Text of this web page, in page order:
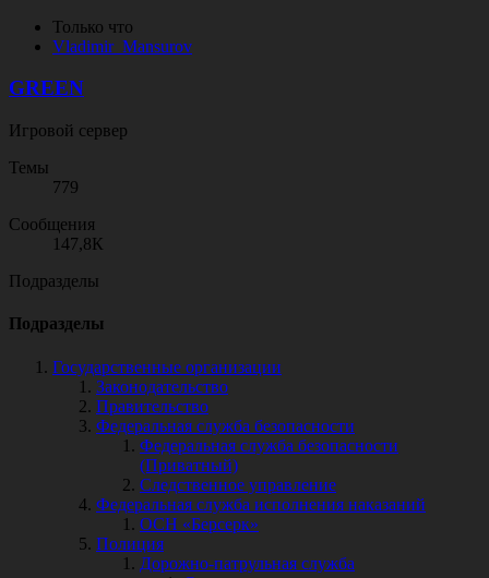
Только что
Vladimir_ Mansurov
GREEN
Игровой сервер
Темы
779
Сообщения
147,8К
Подразделы
Подразделы
Государственные организации
Законодательство
Правительство
Федеральная служба безопасности
Федеральная служба безопасности
(Приватный)
Следственное управление
Федеральная служба исполнения наказаний
ОСН «Берсерк»
Полиция
Дорожно-патрульная служба